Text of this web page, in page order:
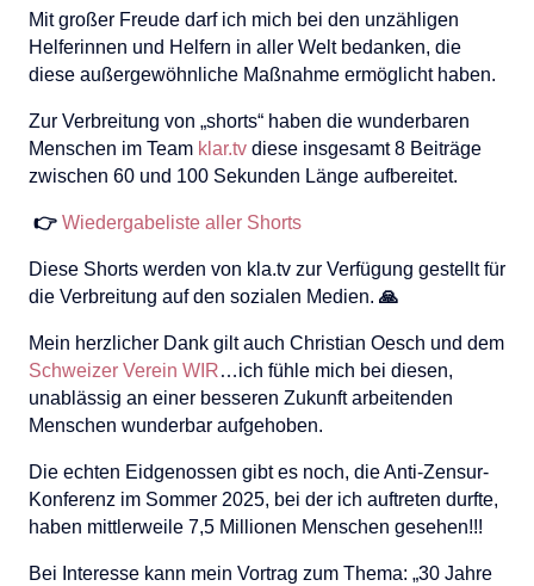
Mit großer Freude darf ich mich bei den unzähligen
Helferinnen und Helfern in aller Welt bedanken, die
diese außergewöhnliche Maßnahme ermöglicht haben.
Zur Verbreitung von „shorts“ haben die wunderbaren
Menschen im Team klar.tv diese insgesamt 8 Beiträge
zwischen 60 und 100 Sekunden Länge aufbereitet.
👉 Wiedergabeliste aller Shorts
Diese Shorts werden von kla.tv zur Verfügung gestellt für
die Verbreitung auf den sozialen Medien. 🙏
Mein herzlicher Dank gilt auch Christian Oesch und dem
Schweizer Verein WIR…ich fühle mich bei diesen,
unablässig an einer besseren Zukunft arbeitenden
Menschen wunderbar aufgehoben.
Die echten Eidgenossen gibt es noch, die Anti-Zensur-
Konferenz im Sommer 2025, bei der ich auftreten durfte,
haben mittlerweile 7,5 Millionen Menschen gesehen!!!
Bei Interesse kann mein Vortrag zum Thema: „30 Jahre